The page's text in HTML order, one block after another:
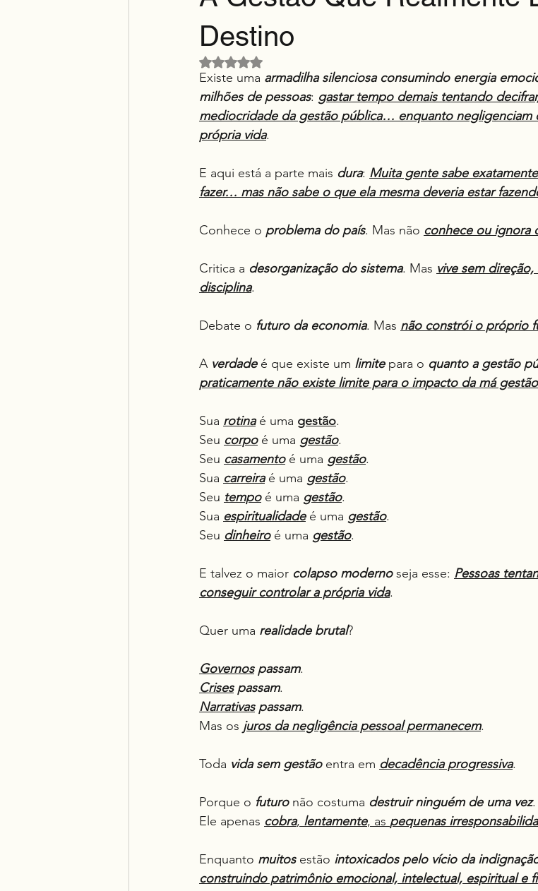
Destino
Avaliado com NaN de 5 estrelas.
Existe uma armadilha silenciosa consumindo energia
milhões de pessoas: gastar tempo demais tentando
mediocridade da gestão pública… enquanto negligenciam
própria vida.
E aqui está a parte mais dura: Muita gente sabe
fazer… mas não sabe o que ela mesma deveria estar
Conhece o problema do país. Mas não conhece ou ignora
Critica a desorganização do sistema. Mas vive sem
disciplina.
Debate o futuro da economia. Mas não constrói o próprio
A verdade é que existe um limite para o quanto a gestão
praticamente não existe limite para o impacto da má
Sua rotina é uma gestão.
Seu corpo é uma gestão.
Seu casamento é uma gestão.
Sua carreira é uma gestão.
Seu tempo é uma gestão.
Sua espiritualidade é uma gestão.
Seu dinheiro é uma gestão.
E talvez o maior colapso moderno seja esse: Pessoas
conseguir controlar a própria vida.
Quer uma realidade brutal?
Governos passam.
Crises passam.
Narrativas passam.
Mas os juros da negligência pessoal permanecem.
Toda vida sem gestão entra em decadência progressiva.
Porque o futuro não costuma destruir ninguém de uma vez.
Ele apenas cobra, lentamente, as pequenas
Enquanto muitos estão intoxicados pelo vício da
construindo patrimônio emocional, intelectual, espiritual e